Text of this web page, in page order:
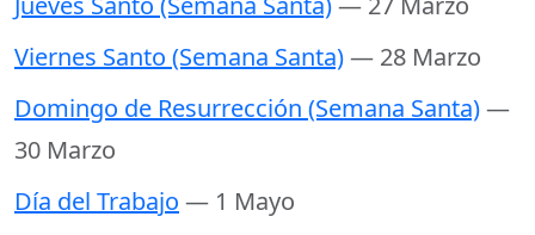
Viernes Santo (Semana Santa)— 28 Marzo
Domingo de Resurrección (Semana Santa)—
30 Marzo
Día del Trabajo — 1 Mayo